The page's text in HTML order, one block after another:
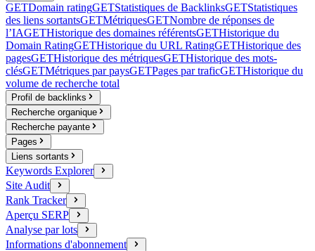
GETDomain ratingGETStatistiques de BacklinksGETStatistiques
des liens sortantsGETMétriquesGETNombre de réponses de
l’IAGETHistorique des domaines référentsGETHistorique du
Domain RatingGETHistorique du URL RatingGETHistorique des
pagesGETHistorique des métriquesGETHistorique des mots-
clésGETMétriques par paysGETPages par traficGETHistorique du
volume de recherche total
Profil de backlinks
Recherche organique
Recherche payante
Pages
Liens sortants
Keywords Explorer
Site Audit
Rank Tracker
Aperçu SERP
Analyse par lots
Informations d'abonnement